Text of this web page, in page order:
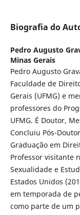
Biografia do
Pedro Augusto
Minas Gerais
Pedro Augusto
Faculdade de
Gerais (UFMG) e
professores do
UFMG. É Doutor,
Concluiu Pós-
Graduação em
Professor visitante
Sexualidade e
Estados Unidos
em temporada de
como parte de um